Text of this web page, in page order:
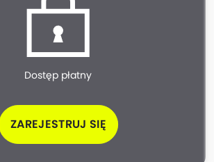
Dostęp płatny
ZAREJESTRUJ SIĘ